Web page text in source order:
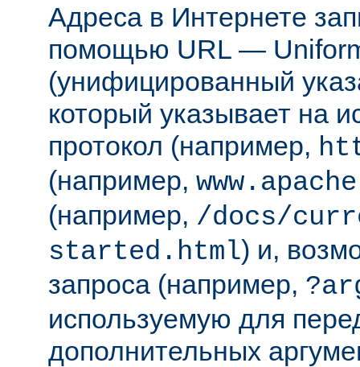
Адреса в Интернете
помощью URL —
(унифицированный
который указывает на
протокол (например,
(например,
(например, /docs/
started.html) и,
запроса (например,
используемую для
дополнительных